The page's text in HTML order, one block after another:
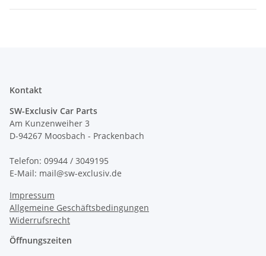
Kontakt
SW-Exclusiv Car Parts
Am Kunzenweiher 3
D-94267 Moosbach - Prackenbach
Telefon: 09944 / 3049195
E-Mail: mail@sw-exclusiv.de
Impressum
Allgemeine Geschäftsbedingungen
Widerrufsrecht
Öffnungszeiten